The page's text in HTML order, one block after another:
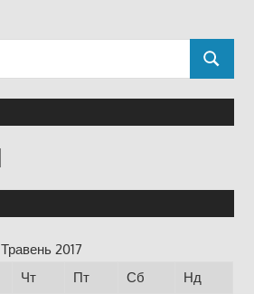
Травень 2017
Чт Пт Сб
Нд